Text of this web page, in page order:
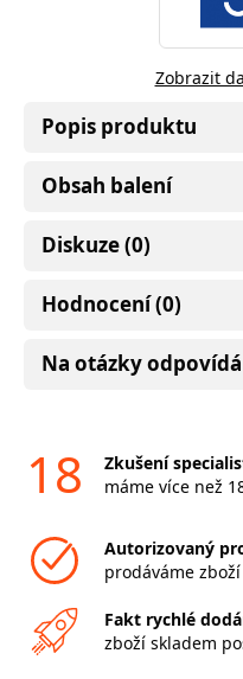
Zobrazit
Popis produktu
Obsah balení
Diskuze (0)
Hodnocení (0)
Na otázky
18
Zkušení
máme více než
Autorizovaný
prodáváme
Fakt rychlé
zboží skladem